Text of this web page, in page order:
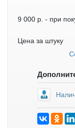
9 000 р. - при
Цена за штуку